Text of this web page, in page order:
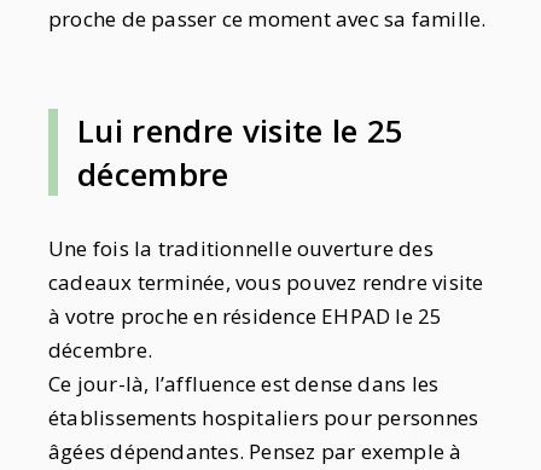
proche de passer ce moment avec sa famille.
Lui rendre visite le 25
décembre
Une fois la traditionnelle ouverture des
cadeaux terminée, vous pouvez rendre visite
à votre proche en résidence EHPAD le 25
décembre.
Ce jour-là, l’affluence est dense dans les
établissements hospitaliers pour personnes
âgées dépendantes. Pensez par exemple à